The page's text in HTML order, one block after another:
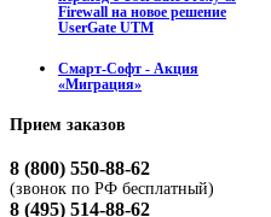
Firewall на новое решение
UserGate UTM
Смарт-Софт - Акция
«Миграция»
Прием заказов
8 (800) 550-88-62
(звонок по РФ бесплатный)
8 (495) 514-88-62